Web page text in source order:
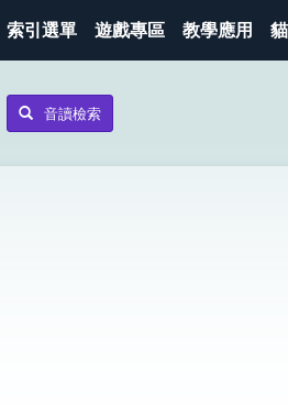
索引選單 遊戲專區 教學應用
音讀檢索